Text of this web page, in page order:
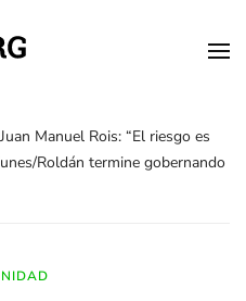
Juan Manuel Rois: “El riesgo es
Roldán termine gobernando